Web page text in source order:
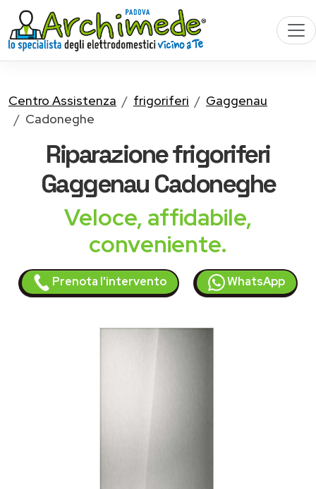
Centro Assistenza frigoriferi
Gaggenau
Cadoneghe
Riparazionefrigoriferi
Gaggenau Cadoneghe
Veloce, affidabile,
conveniente.
Prenota l'intervento WhatsApp